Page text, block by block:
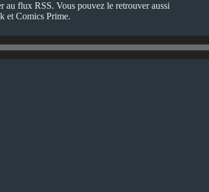
au flux RSS. Vous pouvez le retrouver aussi
et Comics Prime.